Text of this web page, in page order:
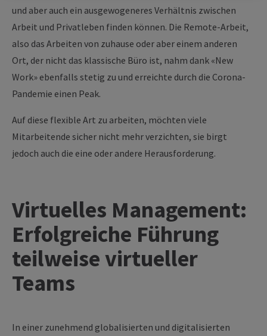
und aber auch ein ausgewogeneres Verhältnis zwischen
Arbeit und Privatleben finden können. Die Remote-Arbeit,
also das Arbeiten von zuhause oder aber einem anderen
Ort, der nicht das klassische Büro ist, nahm dank «New
Work» ebenfalls stetig zu und erreichte durch die Corona-
Pandemie einen Peak.
Auf diese flexible Art zu arbeiten, möchten viele
Mitarbeitende sicher nicht mehr verzichten, sie birgt
jedoch auch die eine oder andere Herausforderung.
Virtuelles Management:
Erfolgreiche Führung
teilweise virtueller
Teams
In einer zunehmend globalisierten und digitalisierten